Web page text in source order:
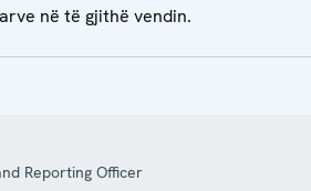
në të gjithë vendin.
Reporting Officer